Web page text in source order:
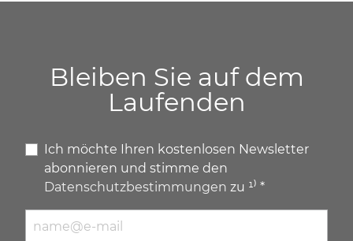
Bleiben Sie auf dem
Laufenden
Ich möchte Ihren kostenlosen Newsletter
abonnieren und stimme den
Datenschutzbestimmungen zu ¹⁾ *
E-Mail Adresse